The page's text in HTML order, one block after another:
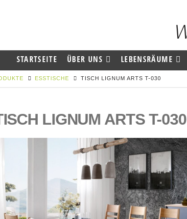
STARTSEITE ÜBER UNS LEBENSRÄUME
ESSTISCHE TISCH LIGNUM ARTS T-030
LIGNUM ARTS T-030